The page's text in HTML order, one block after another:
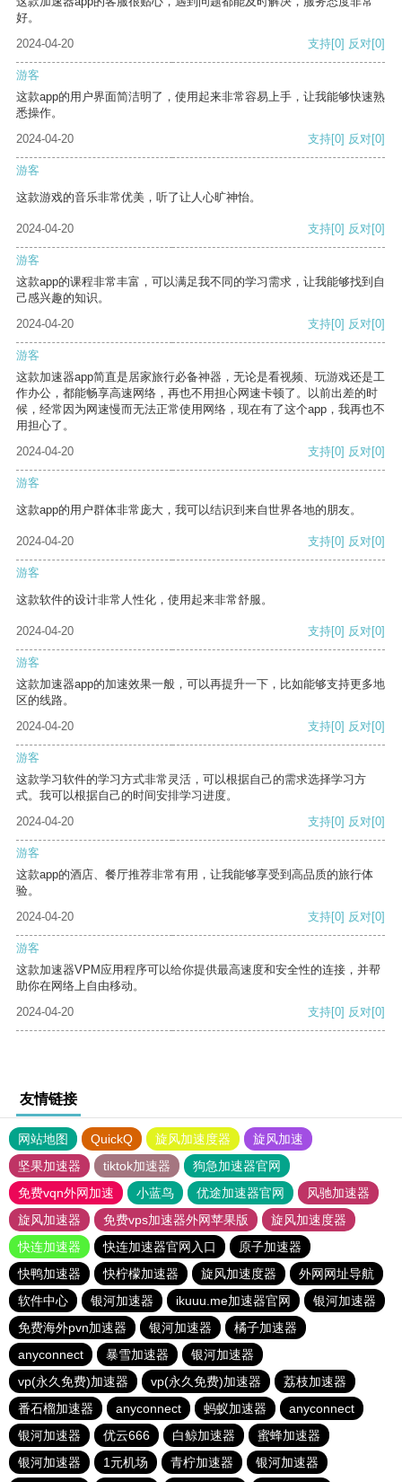
好。
2024-04-20
支持[0] 反对[0]
游客
这款app的用户界面简洁明了，使用起来非常容易上手，让我能够快速熟
悉操作。
2024-04-20
支持[0] 反对[0]
游客
这款游戏的音乐非常优美，听了让人心旷神怡。
2024-04-20 支持[0] 反对[0]
游客
这款app的课程非常丰富，可以满足我不同的学习需求，让我能够找到自
己感兴趣的知识。
2024-04-20
支持[0] 反对[0]
游客
这款加速器app简直是居家旅行必备神器，无论是看视频、玩游戏还是工
作办公，都能畅享高速网络，再也不用担心网速卡顿了。以前出差的时
候，经常因为网速慢而无法正常使用网络，现在有了这个app，我再也不
用担心了。
2024-04-20
支持[0] 反对[0]
游客
这款app的用户群体非常庞大，我可以结识到来自世界各地的朋友。
2024-04-20 支持[0] 反对[0]
游客
这款软件的设计非常人性化，使用起来非常舒服。
2024-04-20 支持[0] 反对[0]
游客
这款加速器app的加速效果一般，可以再提升一下，比如能够支持更多地
区的线路。
2024-04-20
支持[0] 反对[0]
游客
这款学习软件的学习方式非常灵活，可以根据自己的需求选择学习方
式。我可以根据自己的时间安排学习进度。
2024-04-20
支持[0] 反对[0]
游客
这款app的酒店、餐厅推荐非常有用，让我能够享受到高品质的旅行体
验。
2024-04-20
支持[0] 反对[0]
游客
这款加速器VPM应用程序可以给你提供最高速度和安全性的连接，并帮
助你在网络上自由移动。
2024-04-20
支持[0] 反对[0]
友情链接
网站地图 QuickQ 旋风加速度器
旋风加速
坚果加速器
tiktok加速器
狗急加速器官网
免费vqn外网加速
小蓝鸟 优途加速器官网
风驰加速器
旋风加速器
免费vps加速器外网苹果版
旋风加速度器
快连加速器
快连加速器官网入口
原子加速器
快鸭加速器
快柠檬加速器 旋风加速度器
外网网址导航
软件中心
银河加速器 ikuuu.me加速器官网
银河加速器
免费海外pvn加速器
银河加速器
橘子加速器
anyconnect
暴雪加速器
银河加速器
vp(永久免费)加速器
vp(永久免费)加速器
荔枝加速器
番石榴加速器
anyconnect 蚂蚁加速器
anyconnect
银河加速器
优云666 白鲸加速器
蜜蜂加速器
银河加速器
1元机场 青柠加速器 银河加速器